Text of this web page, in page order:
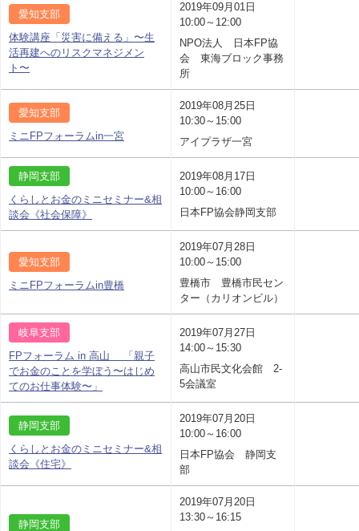
愛知支部
体験講座「災害に備える」〜生
活再建へのリスクマネジメン
ト〜
2019年09月01日
10:00～12:00
NPO法人 日本FP協
会 東海ブロック事務
所
愛知支部
ミニFPフォーラムin一宮
2019年08月25日
10:30～15:00
アイプラザ一宮
静岡支部
くらしとお金のミニセミナー&相
談会《社会保障》
2019年08月17日
10:00～16:00
日本FP協会静岡支部
愛知支部
ミニFPフォーラムin豊橋
2019年07月28日
10:00～15:00
豊橋市 豊橋市民セン
ター（カリオンビル）
岐阜支部
FPフォーラム in 高山 「親子
でお金のことを学ぼう〜はじめ
てのお仕事体験〜」
2019年07月27日
14:00～15:30
高山市民文化会館 2-
5会議室
静岡支部
くらしとお金のミニセミナー&相
談会《住宅》
2019年07月20日
10:00～16:00
日本FP協会 静岡支
部
静岡支部
2019年07月20日
13:30～16:15